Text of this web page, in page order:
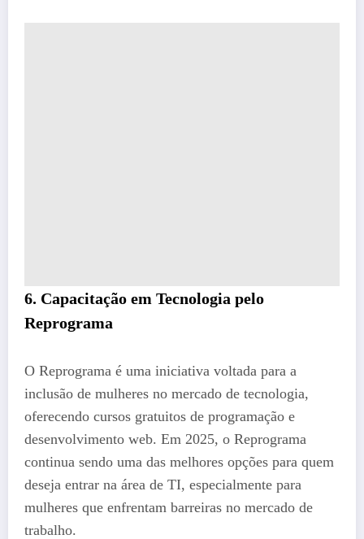
6. Capacitação em Tecnologia pelo
Reprograma
O Reprograma é uma iniciativa voltada para a
inclusão de mulheres no mercado de tecnologia,
oferecendo cursos gratuitos de programação e
desenvolvimento web. Em 2025, o Reprograma
continua sendo uma das melhores opções para quem
deseja entrar na área de TI, especialmente para
mulheres que enfrentam barreiras no mercado de
trabalho.